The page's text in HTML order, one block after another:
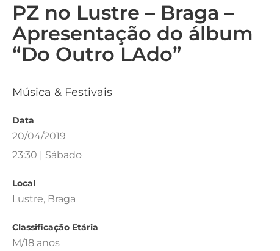
PZ no Lustre – Braga –
Apresentação do álbum
“Do Outro LAdo”
Música & Festivais
Data
20/04/2019
23:30 | Sábado
Local
Lustre, Braga
Classificação Etária
M/18 anos